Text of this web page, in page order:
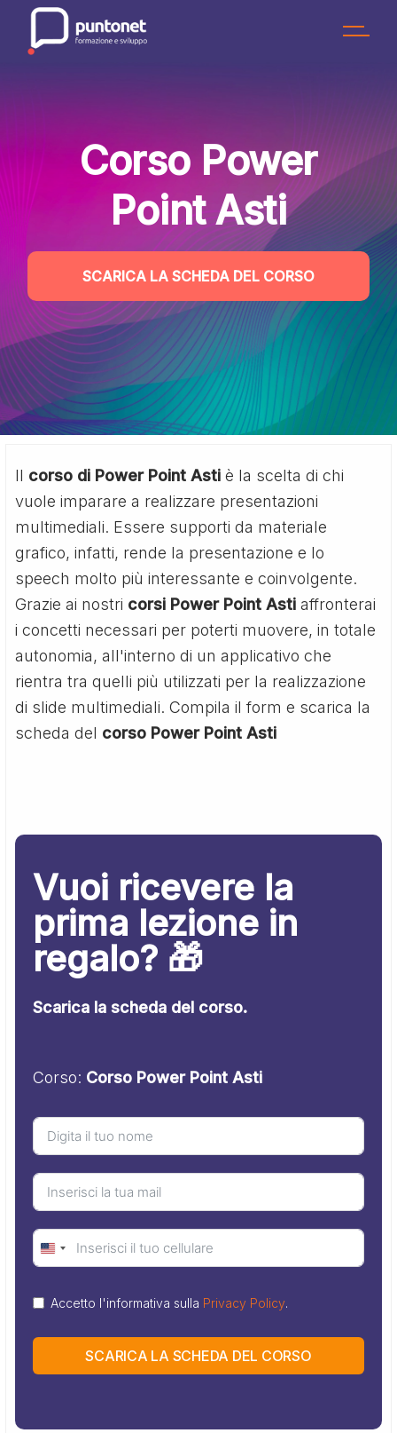
content
Corso Power
Point Asti
SCARICA LA SCHEDA DEL CORSO
Il corso di Power Point Asti è la scelta di chi
vuole imparare a realizzare presentazioni
multimediali. Essere supporti da materiale
grafico, infatti, rende la presentazione e lo
speech molto più interessante e coinvolgente.
Grazie ai nostri corsi Power Point Asti affronterai
i concetti necessari per poterti muovere, in totale
autonomia, all'interno di un applicativo che
rientra tra quelli più utilizzati per la realizzazione
di slide multimediali. Compila il form e scarica la
scheda del corso Power Point Asti
Vuoi ricevere la
prima lezione in
regalo? 🎁
Scarica la scheda del corso.
Corso: Corso Power Point Asti
United
+1
Accetto l'informativa sulla Privacy Policy.
SCARICA LA SCHEDA DEL CORSO